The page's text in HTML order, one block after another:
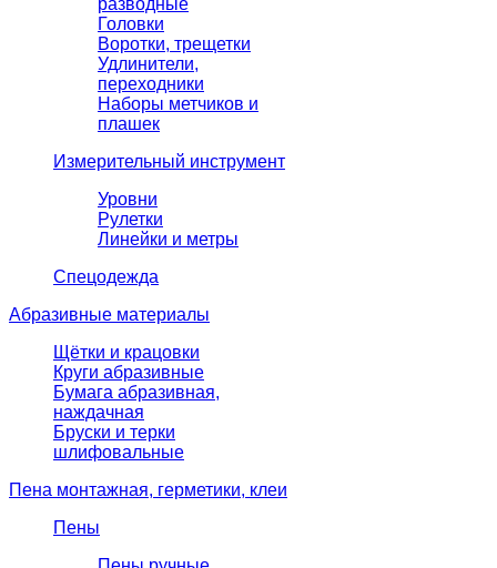
разводные
Головки
Воротки, трещетки
Удлинители,
переходники
Наборы метчиков и
плашек
Измерительный инструмент
Уровни
Рулетки
Линейки и метры
Спецодежда
Абразивные материалы
Щётки и крацовки
Круги абразивные
Бумага абразивная,
наждачная
Бруски и терки
шлифовальные
Пена монтажная, герметики, клеи
Пены